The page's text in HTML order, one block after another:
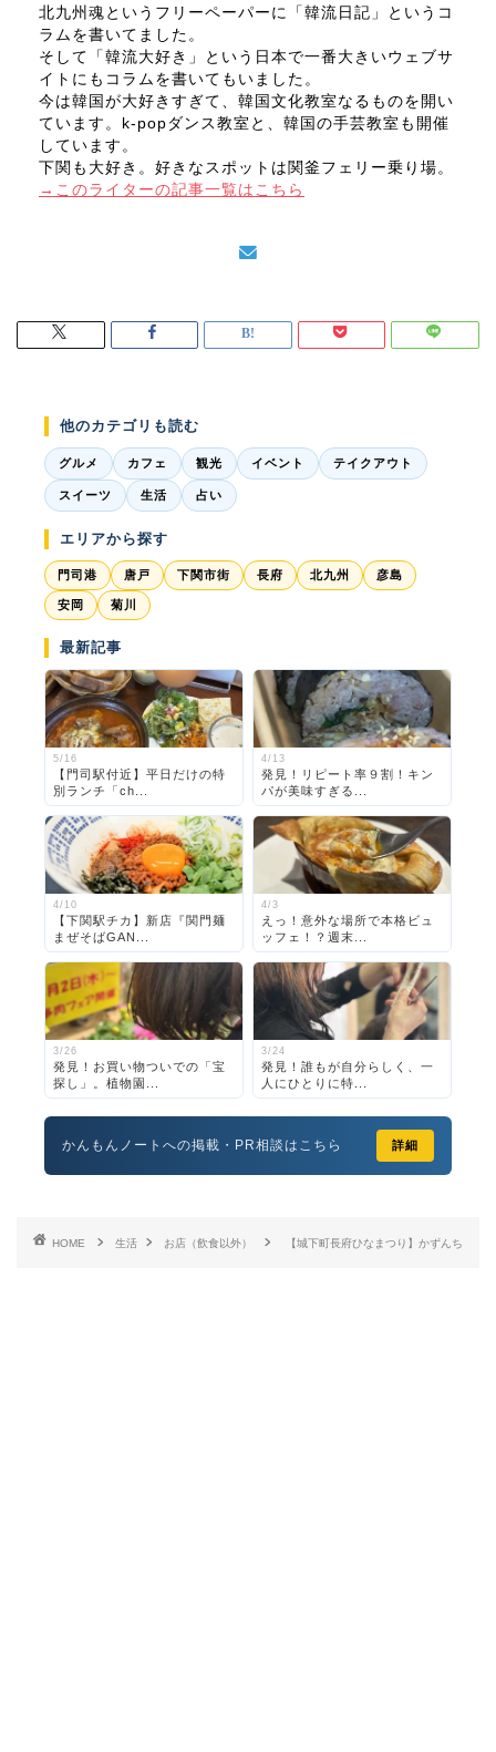
北九州魂というフリーペーパーに「韓流日記」というコ
ラムを書いてました。
そして「韓流大好き」という日本で一番大きいウェブサ
イトにもコラムを書いてもいました。
今は韓国が大好きすぎて、韓国文化教室なるものを開い
ています。k-popダンス教室と、韓国の手芸教室も開催
しています。
下関も大好き。好きなスポットは関釜フェリー乗り場。
→このライターの記事一覧はこちら
他のカテゴリも読む
グルメ カフェ 観光 イベント テイクアウト
スイーツ 生活 占い
エリアから探す
門司港 唐戸 下関市街 長府 北九州 彦島
安岡 菊川
最新記事
5/16
【門司駅付近】平日だけの特
別ランチ「ch...
4/13
発見！リピート率９割！キン
パが美味すぎる...
4/10
【下関駅チカ】新店『関門麺
まぜそばGAN...
4/3
えっ！意外な場所で本格ビュ
ッフェ！？週末...
3/26
発見！お買い物ついでの「宝
探し」。植物園...
3/24
発見！誰もが自分らしく、一
人にひとりに特...
かんもんノートへの掲載・PR相談はこちら 詳細
HOME 生活 お店（飲食以外） 【城下町長府ひなまつり】かずんち